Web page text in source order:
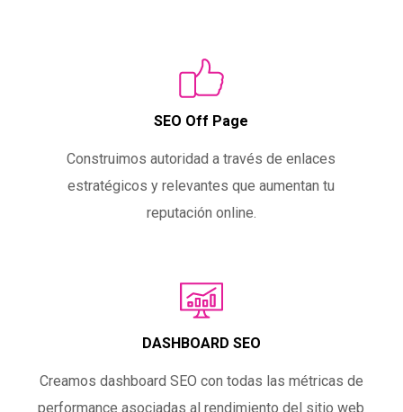
SEO Off Page
Construimos autoridad a través de enlaces
estratégicos y relevantes que aumentan tu
reputación online.
DASHBOARD SEO
Creamos dashboard SEO con todas las métricas de
performance asociadas al rendimiento del sitio web